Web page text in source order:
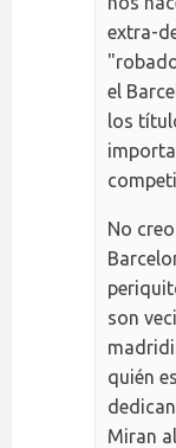
extra-
el
los
No
son
quién
Miran